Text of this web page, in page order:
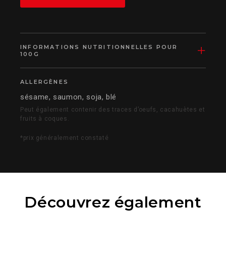
INFORMATIONS NUTRITIONNELLES POUR
100G
ALLERGÈNES
sésame, saumon, soja, blé
Peut également contenir des traces d’oeufs, cacahuètes et
fruits à coques.
*prix généralement constaté
Découvrez également